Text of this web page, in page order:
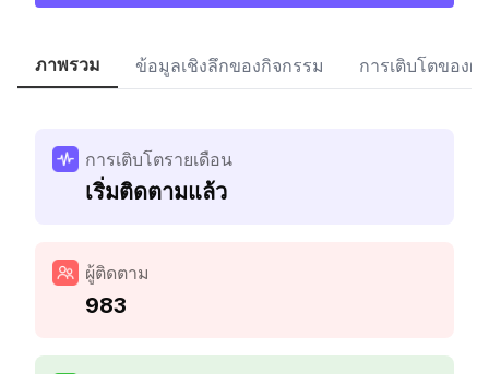
ภาพรวม ข้อมูลเชิงลึกของกิจกรรม การเติบโตของผู้
การเติบโตรายเดือน
เริ่มติดตามแล้ว
ผู้ติดตาม
983